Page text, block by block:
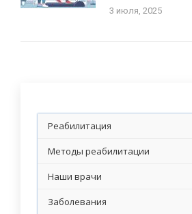
3 июля, 2025
Реабилитация
Методы реабилитации
Наши врачи
Заболевания